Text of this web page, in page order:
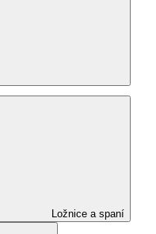
Ložnice a spaní